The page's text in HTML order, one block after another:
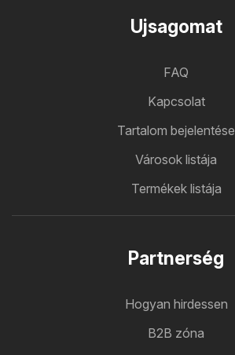
Ujsagomat
FAQ
Kapcsolat
Tartalom bejelentése
Városok listája
Termékek listája
Partnerség
Hogyan hirdessen
B2B zóna